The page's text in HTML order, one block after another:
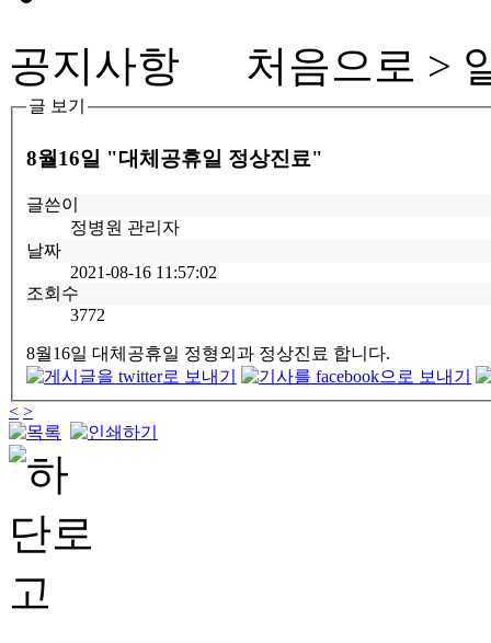
공지사항 처음으로 >
글 보기
8월16일 "대체공휴일 정상진료"
글쓴이
정병원 관리자
날짜
2021-08-16 11:57:02
조회수
3772
8월16일 대체공휴일 정형외과 정상진료 합니다.
< >